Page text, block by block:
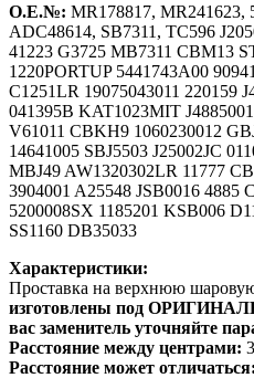
О.Е.№: MR178817, MR241623,
ADC48614, SB7311, TC596
41223 G3725 MB7311 CBM13
1220PORTUP 5441743A00
C1251LR 19075043011 220159
041395B KAT1023MIT
V61011 CBKH9 1060230012
14641005 SBJ5503 J25002JC
MBJ49 AW1320302LR 11777
3904001 A25548 JSB0016 4885
5200008SX 1185201 KSB006
SS1160 DB35033
Характеристики:
Проставка на верхнюю
изготовлены под
вас заменитель уточняйте
Расстояние между центрами:
Расстояние может отличаться: